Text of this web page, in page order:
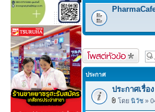
ตั้งกระทู้ใหม่
ประกาศ
ประกาศเรื่อ
โดย นิวัช »